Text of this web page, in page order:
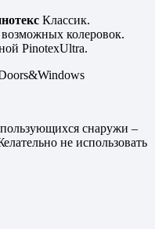
Классик.
колеровок.
PinotexUltra.
снаружи –
не использовать